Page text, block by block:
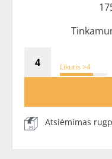
Likutis >4
Atsiėmimas